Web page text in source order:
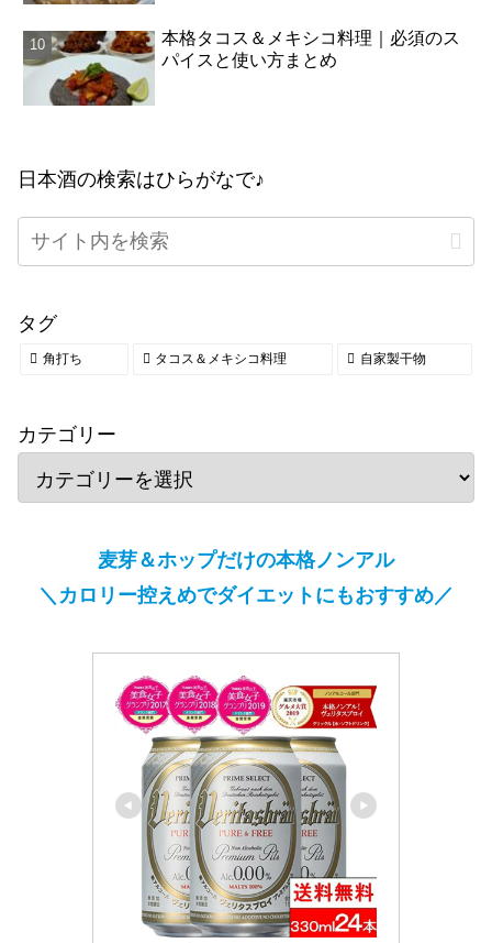
本格タコス＆メキシコ料理｜必須のス
パイスと使い方まとめ
日本酒の検索はひらがなで♪
タグ
角打ち タコス＆メキシコ料理 自家製干物
カテゴリー
麦芽＆ホップだけの本格ノンアル
＼カロリー控えめでダイエットにもおすすめ／